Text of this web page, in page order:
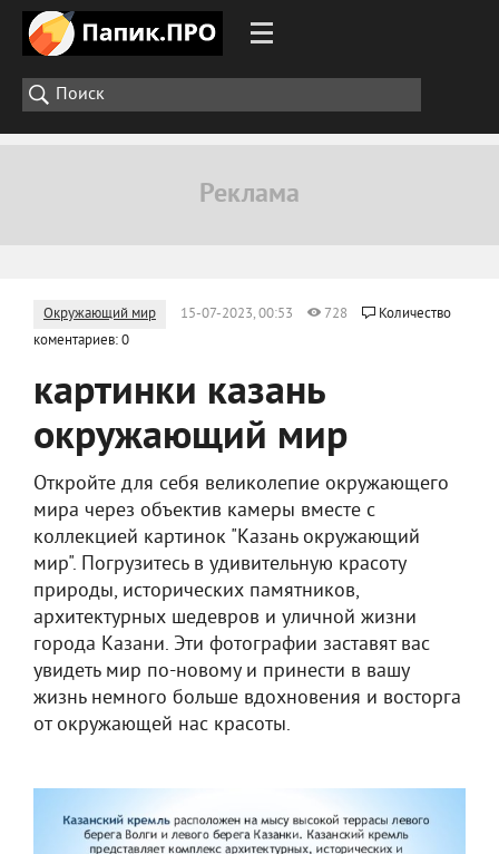
Окружающий мир 15-07-2023, 00:53 728
Количество
коментариев: 0
картинки казань
окружающий мир
Откройте для себя великолепие окружающего
мира через объектив камеры вместе с
коллекцией картинок "Казань окружающий
мир". Погрузитесь в удивительную красоту
природы, исторических памятников,
архитектурных шедевров и уличной жизни
города Казани. Эти фотографии заставят вас
увидеть мир по-новому и принести в вашу
жизнь немного больше вдохновения и восторга
от окружающей нас красоты.